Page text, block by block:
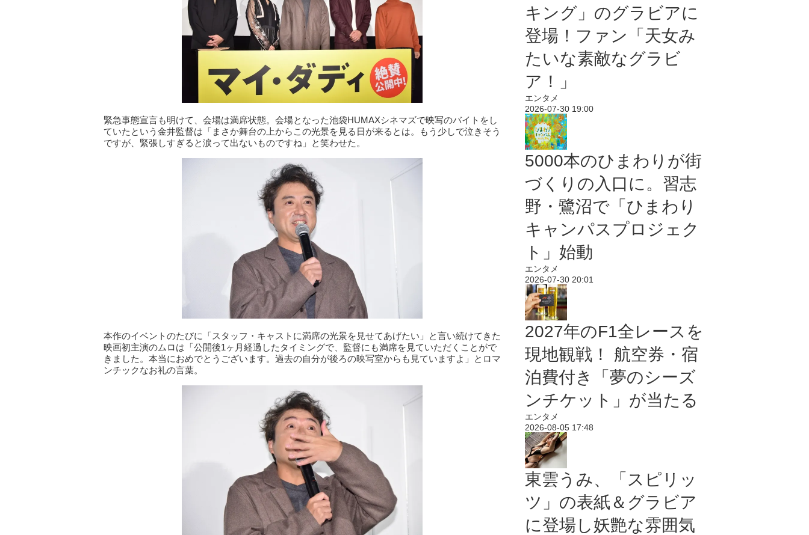
緊急事態宣言も明けて、会場は満席状態。会場となった池袋HUMAXシネマズで映写のバイトをし
ていたという金井監督は「まさか舞台の上からこの光景を見る日が来るとは。もう少しで泣きそう
ですが、緊張しすぎると涙って出ないものですね」と笑わせた。
本作のイベントのたびに「スタッフ・キャストに満席の光景を見せてあげたい」と言い続けてきた
映画初主演のムロは「公開後1ヶ月経過したタイミングで、監督にも満席を見ていただくことがで
きました。本当におめでとうございます。過去の自分が後ろの映写室からも見ていますよ」とロマ
ンチックなお礼の言葉。
キング」のグラビアに
登場！ファン「天女み
たいな素敵なグラビ
ア！」
エンタメ
2026-07-30 19:00
5000本のひまわりが街
づくりの入口に。習志
野・鷺沼で「ひまわり
キャンパスプロジェク
ト」始動
エンタメ
2026-07-30 20:01
2027年のF1全レースを
現地観戦！ 航空券・宿
泊費付き「夢のシーズ
ンチケット」が当たる
エンタメ
2026-08-05 17:48
東雲うみ、「スピリッ
ツ」の表紙＆グラビア
に登場し妖艶な雰囲気